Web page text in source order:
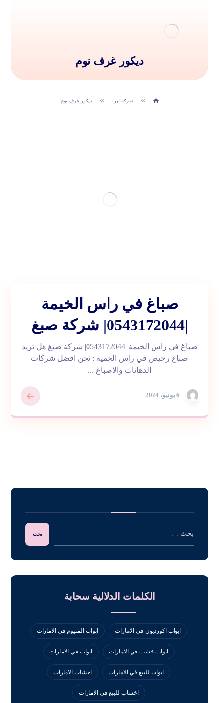
ديكور غرف نوم
شركة ليزا ديكور غرف نوم
صباغ في راس الخيمة
|0543172044| شركة صبغ
6 يونيو، 2024
صباغ في راس الخيمة |0543172044| شركة صبغ هل تريد
صباغ رخيص في راس الخمية : نحن افضل شركات
الدهانات والاصباغ ...
الكلمات الدلالية سحابة
ابواب اكورديون في الامارات ابواب المنيوم في الامارات
ابواب خشب في الامارات ابواب في الامارات
ابواب للبيع في الامارات اخشاب الامارات
اخشاب للبيع في الامارات